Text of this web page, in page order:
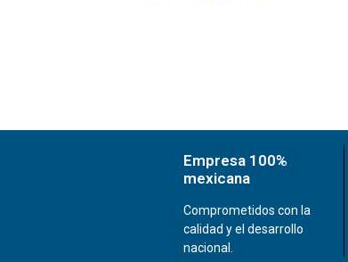
Empresa 100%
mexicana
Comprometidos con la
calidad y el desarrollo
nacional.